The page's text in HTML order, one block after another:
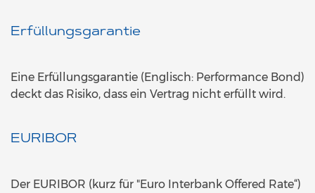
Erfüllungsgarantie
Eine Erfüllungsgarantie (Englisch: Performance Bond)
deckt das Risiko, dass ein Vertrag nicht erfüllt wird.
EURIBOR
Der EURIBOR (kurz für "Euro Interbank Offered Rate“)